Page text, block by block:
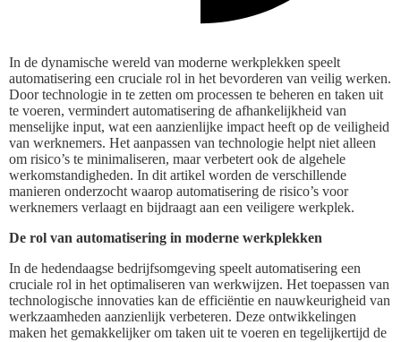
In de dynamische wereld van moderne werkplekken speelt
automatisering een cruciale rol in het bevorderen van veilig werken.
Door technologie in te zetten om processen te beheren en taken uit
te voeren, vermindert automatisering de afhankelijkheid van
menselijke input, wat een aanzienlijke impact heeft op de veiligheid
van werknemers. Het aanpassen van technologie helpt niet alleen
om risico’s te minimaliseren, maar verbetert ook de algehele
werkomstandigheden. In dit artikel worden de verschillende
manieren onderzocht waarop automatisering de risico’s voor
werknemers verlaagt en bijdraagt aan een veiligere werkplek.
De rol van automatisering in moderne werkplekken
In de hedendaagse bedrijfsomgeving speelt automatisering een
cruciale rol in het optimaliseren van werkwijzen. Het toepassen van
technologische innovaties kan de efficiëntie en nauwkeurigheid van
werkzaamheden aanzienlijk verbeteren. Deze ontwikkelingen
maken het gemakkelijker om taken uit te voeren en tegelijkertijd de